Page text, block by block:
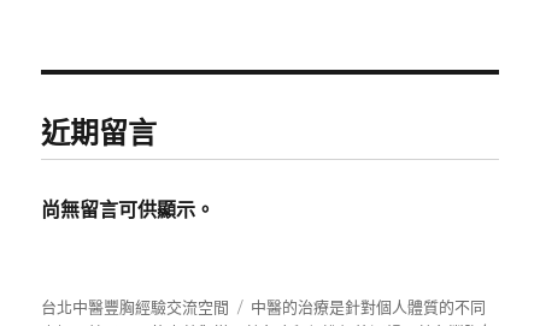
近期留言
尚無留言可供顯示。
台北中醫豐胸經驗交流空間
中醫的治療是針對個人體質的不同